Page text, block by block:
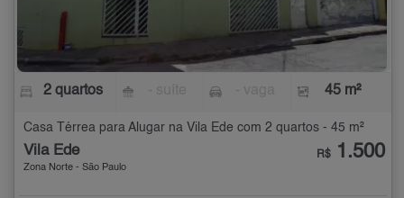
2 quartos 45 m²
Casa Térrea para Alugar na Vila Ede com 2 quartos - 45 m²
Vila Ede
Zona Norte - São Paulo
R$ 1.500